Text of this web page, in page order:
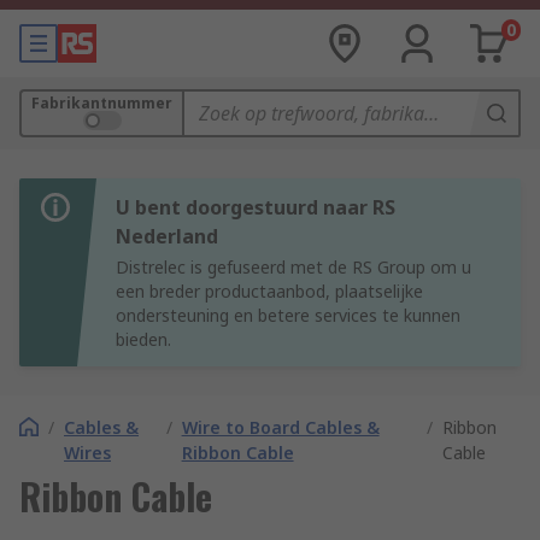
0
Fabrikantnummer
U bent doorgestuurd naar RS
Nederland
Distrelec is gefuseerd met de RS Group om u
een breder productaanbod, plaatselijke
ondersteuning en betere services te kunnen
bieden.
/ Cables &
Wires
/ Wire to Board Cables &
Ribbon Cable
/ Ribbon
Cable
Ribbon Cable